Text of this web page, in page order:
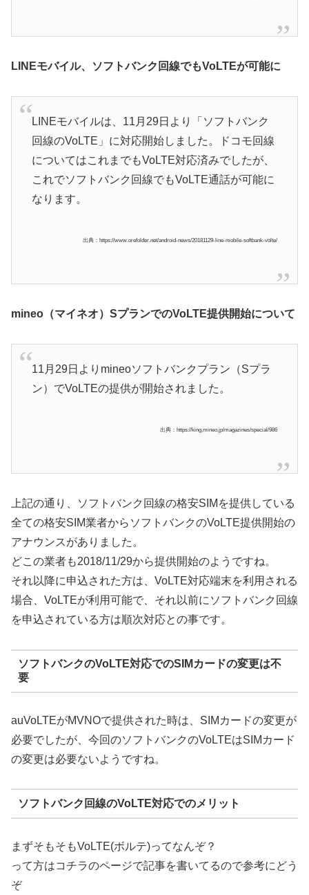
LINEモバイル、ソフトバンク回線でもVoLTEが可能に
LINEモバイルは、11月29日より「ソフトバンク
回線のVoLTE」に対応開始しました。ドコモ回線
についてはこれまでもVoLTE対応済みでしたが、
これでソフトバンク回線でもVoLTE通話が可能に
なります。
出典：https://www.orefolder.net/android-news/20181129-line-mobile-softbank-volte/
mineo（マイネオ）SプランでのVoLTE提供開始について
11月29日よりmineoソフトバンクプラン（Sプラ
ン）でVoLTEの提供が開始されました。
出典：https://king.mineo.jp/magazines/special/986
上記の通り、ソフトバンク回線の格安SIMを提供している
全ての格安SIM業者からソフトバンクのVoLTE提供開始の
アナウンスがありました。
どこの業者も2018/11/29から提供開始のようですね。
それ以降に申込された方は、VoLTE対応端末を利用される
場合、VoLTEが利用可能で、それ以前にソフトバンク回線
を申込されている方は順次対応との事です。
ソフトバンクのVoLTE対応でのSIMカードの変更は不
要
auVoLTEがMVNOで提供された時は、SIMカードの変更が
必要でしたが、今回のソフトバンクのVoLTEはSIMカード
の変更は必要ないようですね。
ソフトバンク回線のVoLTE対応でのメリット
まずそもそもVoLTE(ボルテ)ってなんぞ？
って方はコチラのページで記事を書いてるので参考にどう
ぞ